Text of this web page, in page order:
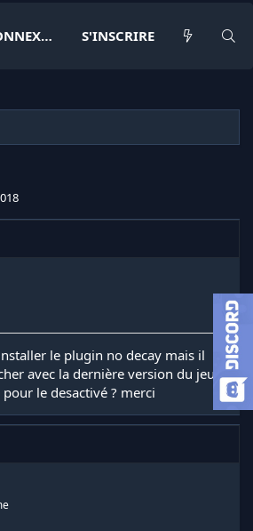
CONNEXION S'INSCRIRE
le plugin no decay mais il
avec la dernière version du jeu,
le desactivé ? merci